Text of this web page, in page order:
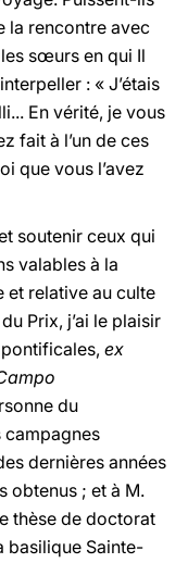
la rencontre avec
sœurs en qui Il
: « J’étais
En vérité, je vous
fait à l’un de ces
que vous l’avez
soutenir ceux qui
valables à la
relative au culte
Prix, j’ai le plaisir
ex
du
dernières années
obtenus ; et à M.
thèse de doctorat
basilique Sainte-